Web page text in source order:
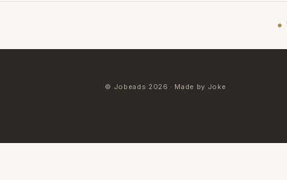
© Jobeads 2026 · Made by Joke